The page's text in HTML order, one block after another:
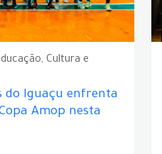
Cultura e
do Iguaçu enfrenta
Amop nesta